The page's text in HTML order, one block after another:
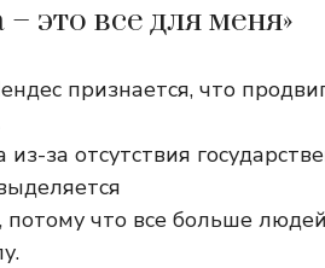
это все для меня»
признается, что
из-за отсутствия
потому что все больше